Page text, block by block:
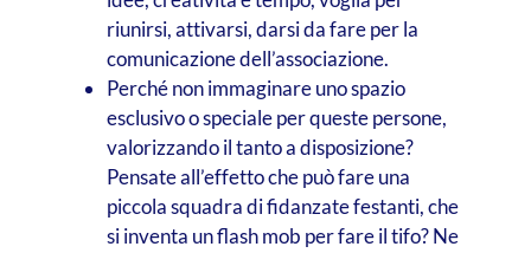
riunirsi, attivarsi, darsi da fare per la
comunicazione dell’associazione.
Perché non immaginare uno spazio
esclusivo o speciale per queste persone,
valorizzando il tanto a disposizione?
Pensate all’effetto che può fare una
piccola squadra di fidanzate festanti, che
si inventa un flash mob per fare il tifo? Ne